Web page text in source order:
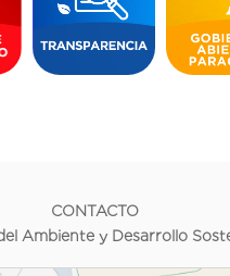
CONTACTO
Ambiente y Desarrollo